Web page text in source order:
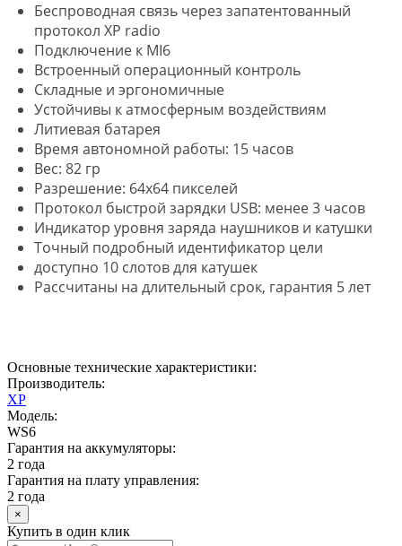
Беспроводная связь через запатентованный
протокол XP radio
Подключение к MI6
Встроенный операционный контроль
Складные и эргономичные
Устойчивы к атмосферным воздействиям
Литиевая батарея
Время автономной работы: 15 часов
Вес: 82 гр
Разрешение: 64x64 пикселей
Протокол быстрой зарядки USB: менее 3 часов
Индикатор уровня заряда наушников и катушки
Точный подробный идентификатор цели
доступно 10 слотов для катушек
Рассчитаны на длительный срок, гарантия 5 лет
Основные технические характеристики:
Производитель:
XP
Модель:
WS6
Гарантия на аккумуляторы:
2 года
Гарантия на плату управления:
2 года
×
Купить в один клик